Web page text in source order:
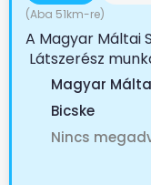
(Aba 51km-re)
A Magyar Máltai
Látszerész
Magyar
Bicske
Nincs